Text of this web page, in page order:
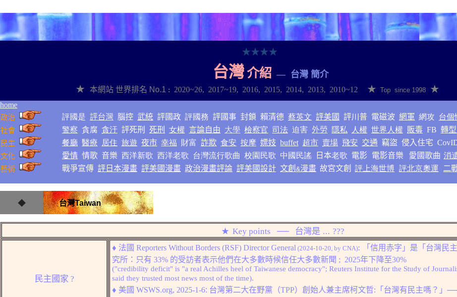
★★★★
台灣介紹 ― 台灣 簡介
★
本網站 世界排名 No.1 : 2020~26, 2017~19, 2016, 2015, 2014, 2013, 2010~12 ★ Top since 1998 ★
home
政治 評國是 評台灣 腦控 武統 評國政 評國務 評國事 封鎖 賴清德 蔡英文 評美國 評川普 電磁波 網軍 網攻 台個
社會 警察 貪腐 貪汙 評死刑 死刑 女權 言論自由 大學 檢察官 司法 迫害 外勞 隱私 人權 世界人權 販毒 FB 轉
民生 餐廳 醫療 居住 旅遊 夜市 幸福 財富 詐欺 食安 按摩 嫖妓 buffet 超市 賣場 飛安 交通 竊盜 侵入住宅
文化 愛情 情歌 音樂 西洋新歌 西洋老歌 台灣流行歌曲 校園民歌 中國民謠 日本老歌 電影 電影音樂 愛國歌曲 消
藝術 戰爭宣傳 評日本漫畫 評美國漫畫 政治漫畫評論 評美國設計 文創 &漫畫 故宮文創 評上海世博 評北京奧運 二
◆ 台灣Taiwan
★ Key points ── 台灣是 ... ???
民主國家 ?
♦ 法國 Reporters Without Borders (RSF) Director General (2024-10-20, by CNA):
「信用赤字」是「台灣民
究所：只有 33% 的受訪者表示他們在大多數時候信任大多數新聞 ; 2025年下降至30%
("credibility deficit" is "a real Achilles heel of Taiwanese democracy"; Reuters Institute for the Study of
said they trusted most news most of the time).
♦ 美國 WSWS.org, 2025-1-6: 台灣第二大在野黨（TPP）創始人兼主席柯文哲:「台灣有民主嗎？」